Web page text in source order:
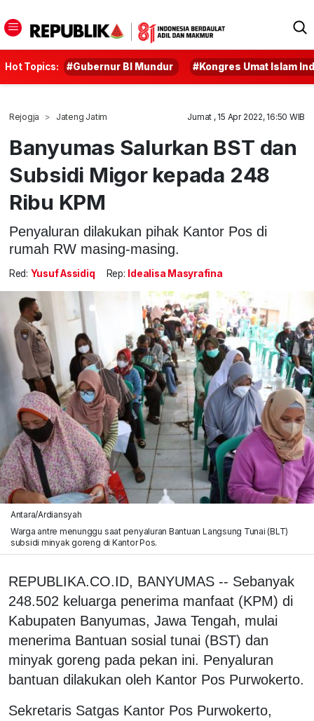
Hot Topics: #Gubernur BI Mundur #Kongres Umat Islam
Rejogja Jateng Jatim Jumat , 15 Apr 2022, 16:50 WIB
Banyumas Salurkan BST dan
Subsidi Migor kepada 248
Ribu KPM
Penyaluran dilakukan pihak Kantor Pos di
rumah RW masing-masing.
Red: Yusuf Assidiq Rep: Idealisa Masyrafina
Antara/Ardiansyah
Warga antre menunggu saat penyaluran Bantuan Langsung Tunai (BLT)
subsidi minyak goreng di Kantor Pos.
REPUBLIKA.CO.ID, BANYUMAS -- Sebanyak
248.502 keluarga penerima manfaat (KPM) di
Kabupaten Banyumas, Jawa Tengah, mulai
menerima Bantuan sosial tunai (BST) dan
minyak goreng pada pekan ini. Penyaluran
bantuan dilakukan oleh Kantor Pos Purwokerto.
Sekretaris Satgas Kantor Pos Purwokerto,